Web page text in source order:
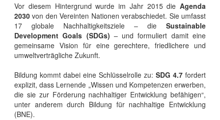
Vor diesem Hintergrund wurde im Jahr 2015 die Agenda
2030 von den Vereinten Nationen verabschiedet. Sie umfasst
17 globale Nachhaltigkeitsziele – die Sustainable
Development Goals (SDGs) – und formuliert damit eine
gemeinsame Vision für eine gerechtere, friedlichere und
umweltverträgliche Zukunft.
Bildung kommt dabei eine Schlüsselrolle zu: SDG 4.7 fordert
explizit, dass Lernende „Wissen und Kompetenzen erwerben,
die sie zur Förderung nachhaltiger Entwicklung befähigen“,
unter anderem durch Bildung für nachhaltige Entwicklung
(BNE).